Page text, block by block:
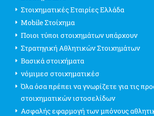
Στοιχηματικές Εταιρίες Ελλάδα
Mobile Στοίχημα
Ποιοι τύποι στοιχημάτων υπάρχουν
Στρατηγική Αθλητικών Στοιχημάτων
Βασικά στοιχήματα
νόμιμεσ στοιχηματικέσ
Όλα όσα πρέπει να γνωρίζετε για τις
στοιχηματικών ιστοσελίδων
Ασφαλής εφαρμογή των μπόνους